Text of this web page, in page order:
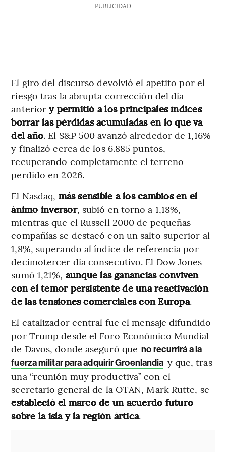
PUBLICIDAD
El giro del discurso devolvió el apetito por el
riesgo tras la abrupta corrección del día
anteriory permitió a los principales índices
borrar las pérdidas acumuladas en lo que va
del año. El S&P 500 avanzó alrededor de 1,16%
y finalizó cerca de los 6.885 puntos,
recuperando completamente el terreno
perdido en 2026.
El Nasdaq, más sensible a los cambios en el
ánimo inversor, subió en torno a 1,18%,
mientras que el Russell 2000 de pequeñas
compañías se destacó con un salto superior al
1,8%, superando al índice de referencia por
decimotercer día consecutivo. El Dow Jones
sumó 1,21%, aunque las ganancias conviven
con el temor persistente de una reactivación
de las tensiones comerciales con Europa.
El catalizador central fue el mensaje difundido
por Trump desde el Foro Económico Mundial
de Davos, donde aseguró que no recurrirá a la
fuerza militar para adquirir Groenlandia y que, tras
una “reunión muy productiva” con el
secretario general de la OTAN, Mark Rutte, se
estableció el marco de un acuerdo futuro
sobre la isla y la región ártica.